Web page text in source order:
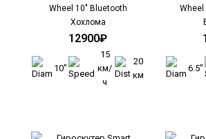
Гироскутер Smart Balance Wheel
Паутина
Wheel 10" Bluetooth
Хохлома
12900₽
10"
15
км/
ч
20
км
Wheel
6.5"